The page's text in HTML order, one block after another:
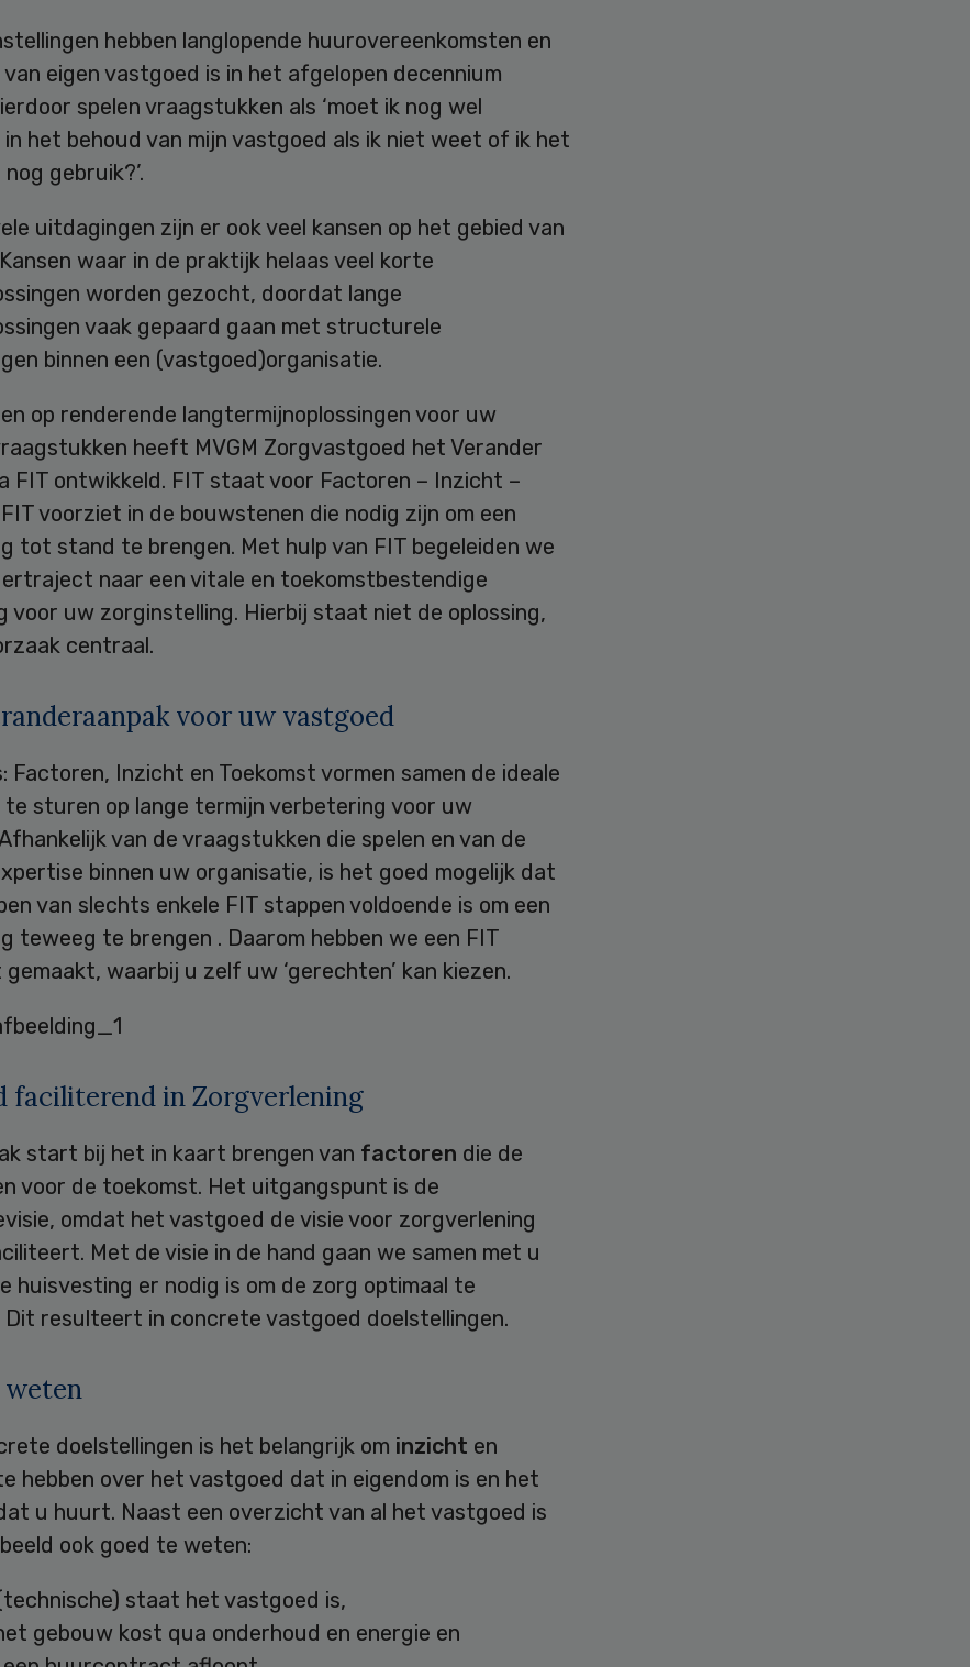
hebben langlopende huurovereenkomsten en
eigen vastgoed is in het afgelopen decennium
spelen vraagstukken als ‘moet ik nog wel
het behoud van mijn vastgoed als ik niet weet of ik het
gebruik?’.
uitdagingen zijn er ook veel kansen op het gebied van
waar in de praktijk helaas veel korte
worden gezocht, doordat lange
vaak gepaard gaan met structurele
binnen een (vastgoed)organisatie.
op renderende langtermijnoplossingen voor uw
heeft MVGM Zorgvastgoed het Verander
FIT ontwikkeld. FIT staat voor Factoren – Inzicht –
voorziet in de bouwstenen die nodig zijn om een
tot stand te brengen. Met hulp van FIT begeleiden we
naar een vitale en toekomstbestendige
voor uw zorginstelling. Hierbij staat niet de oplossing,
centraal.
voor uw vastgoed
Factoren, Inzicht en Toekomst vormen samen de ideale
te sturen op lange termijn verbetering voor uw
van de vraagstukken die spelen en van de
binnen uw organisatie, is het goed mogelijk dat
van slechts enkele FIT stappen voldoende is om een
teweeg te brengen . Daarom hebben we een FIT
waarbij u zelf uw ‘gerechten’ kan kiezen.
faciliterend in Zorgverlening
start bij het in kaart brengen van factoren die de
voor de toekomst. Het uitgangspunt is de
omdat het vastgoed de visie voor zorgverlening
Met de visie in de hand gaan we samen met u
huisvesting er nodig is om de zorg optimaal te
resulteert in concrete vastgoed doelstellingen.
weten
doelstellingen is het belangrijk om inzicht en
hebben over het vastgoed dat in eigendom is en het
u huurt. Naast een overzicht van al het vastgoed is
ook goed te weten:
staat het vastgoed is,
gebouw kost qua onderhoud en energie en